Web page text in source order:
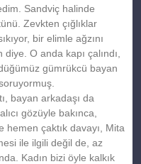
Sandviç halinde
Zevkten çığlıklar
bir elimle ağzını
O anda kapı çalındı,
gümrükcü bayan
bayan arkadaşı da
gözüyle bakınca,
hemen çaktık davayı, Mita
ile ilgili değil de, az
Kadın bizi öyle kalkık